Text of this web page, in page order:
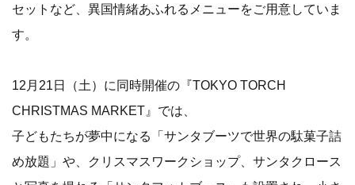
セットなど、異国情緒あふれるメニューをご用意していま
す。
12月21日（土）に同時開催の『TOKYO TORCH
CHRISTMAS MARKET』では、
子どもたちが夢中になる「サンタブーツで世界の駄菓子詰
め放題」や、クリスマスワークショップ、サンタクロース